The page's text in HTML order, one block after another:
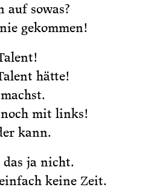
auf sowas?
gekommen!
hätte!
mit links!
kann.
ja nicht.
keine Zeit.